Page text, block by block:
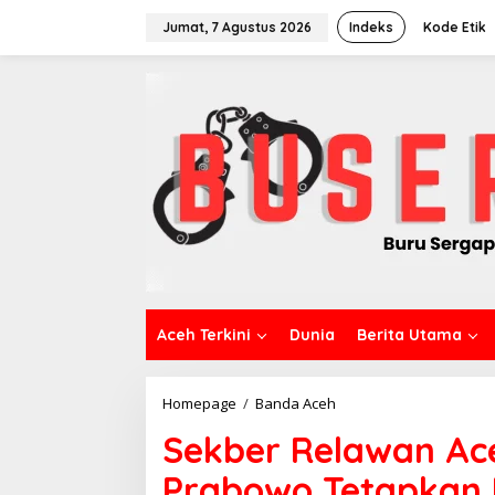
Jumat, 7 Agustus 2026 Indeks Kode Etik
Aceh Terkini Dunia Berita Utama
Homepage / Banda Aceh
k
b
e
Sekber Relawan